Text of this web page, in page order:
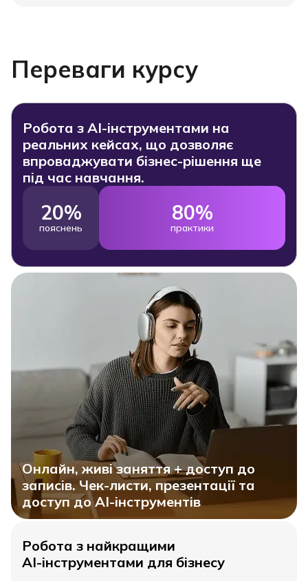
Переваги курсу
Робота з АІ-інструментами на
реальних кейсах, що дозволяє
впроваджувати бізнес-рішення ще
під час навчання.
20%
пояснень
80%
практики
Онлайн, живі заняття + доступ до
записів. Чек-листи, презентації та
доступ до AI-інструментів
Робота з найкращими
AI-інструментами для бізнесу